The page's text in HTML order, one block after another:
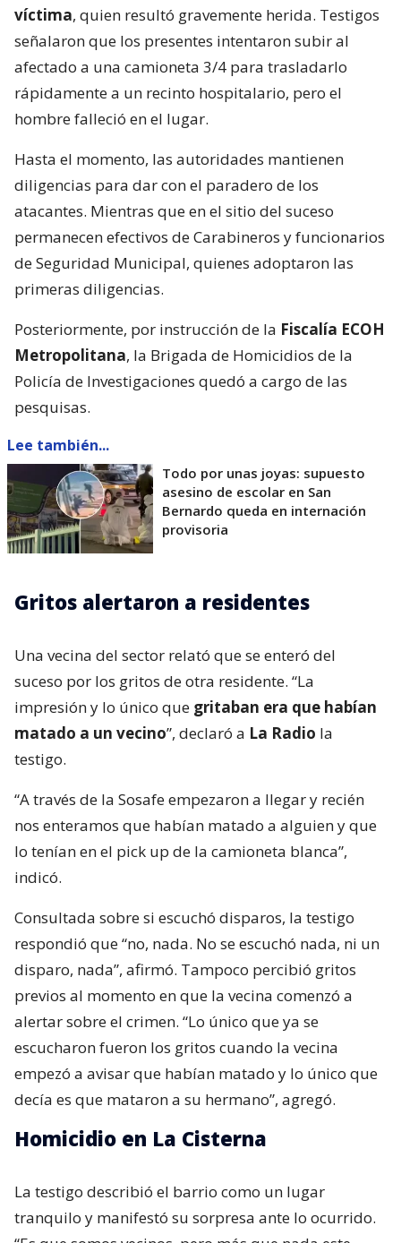
víctima, quien resultó gravemente herida. Testigos
señalaron que los presentes intentaron subir al
afectado a una camioneta 3/4 para trasladarlo
rápidamente a un recinto hospitalario, pero el
hombre falleció en el lugar.
Hasta el momento, las autoridades mantienen
diligencias para dar con el paradero de los
atacantes. Mientras que en el sitio del suceso
permanecen efectivos de Carabineros y funcionarios
de Seguridad Municipal, quienes adoptaron las
primeras diligencias.
Posteriormente, por instrucción de la Fiscalía ECOH
Metropolitana, la Brigada de Homicidios de la
Policía de Investigaciones quedó a cargo de las
pesquisas.
Lee también...
Todo por unas joyas: supuesto
asesino de escolar en San
Bernardo queda en internación
provisoria
Gritos alertaron a residentes
Una vecina del sector relató que se enteró del
suceso por los gritos de otra residente. “La
impresión y lo único que gritaban era que habían
matado a un vecino”, declaró a La Radio la
testigo.
“A través de la Sosafe empezaron a llegar y recién
nos enteramos que habían matado a alguien y que
lo tenían en el pick up de la camioneta blanca”,
indicó.
Consultada sobre si escuchó disparos, la testigo
respondió que “no, nada. No se escuchó nada, ni un
disparo, nada”, afirmó. Tampoco percibió gritos
previos al momento en que la vecina comenzó a
alertar sobre el crimen. “Lo único que ya se
escucharon fueron los gritos cuando la vecina
empezó a avisar que habían matado y lo único que
decía es que mataron a su hermano”, agregó.
Homicidio en La Cisterna
La testigo describió el barrio como un lugar
tranquilo y manifestó su sorpresa ante lo ocurrido.